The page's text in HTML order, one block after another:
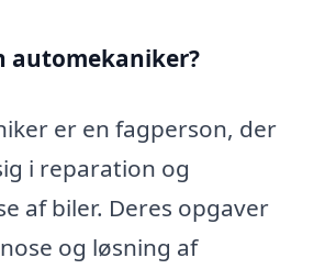
automekaniker?
er en fagperson, der
i reparation og
af biler. Deres opgaver
og løsning af